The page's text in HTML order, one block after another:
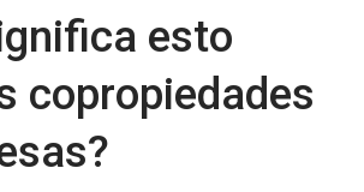
esto
copropiedades